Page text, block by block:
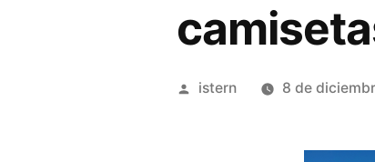
Publicado
istern 8 de